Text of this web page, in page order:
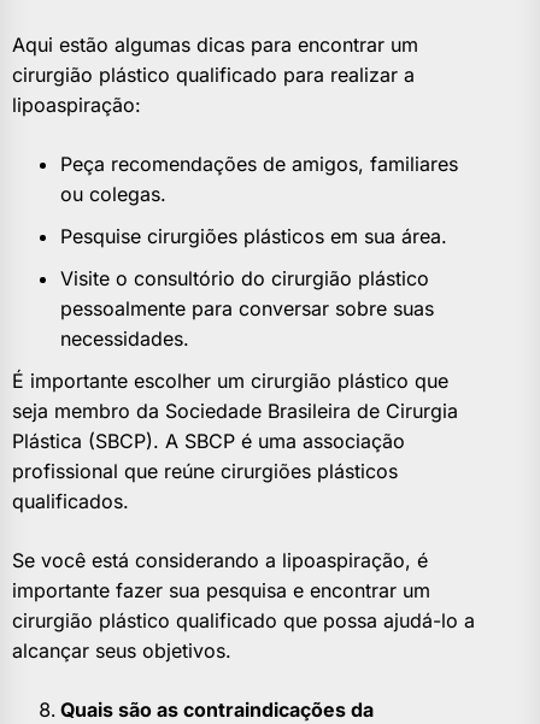
Aqui estão algumas dicas para encontrar um
cirurgião plástico qualificado para realizar a
lipoaspiração:
Peça recomendações de amigos, familiares
ou colegas.
Pesquise cirurgiões plásticos em sua área.
Visite o consultório do cirurgião plástico
pessoalmente para conversar sobre suas
necessidades.
É importante escolher um cirurgião plástico que
seja membro da Sociedade Brasileira de Cirurgia
Plástica (SBCP). A SBCP é uma associação
profissional que reúne cirurgiões plásticos
qualificados.
Se você está considerando a lipoaspiração, é
importante fazer sua pesquisa e encontrar um
cirurgião plástico qualificado que possa ajudá-lo a
alcançar seus objetivos.
Quais são as contraindicações da